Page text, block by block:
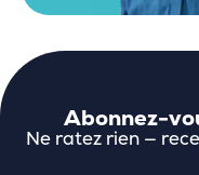
Abonnez-
Ne ratez rien —